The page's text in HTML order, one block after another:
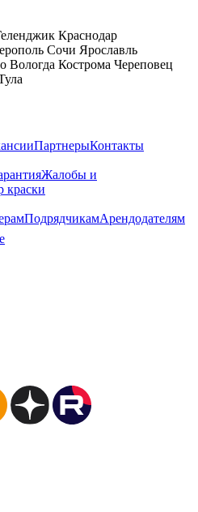
Краснодар
Сочи Ярославль
Вологда Кострома Череповец
ПартнерыКонтакты
Жалобы и
краски
ПодрядчикамАрендодателям